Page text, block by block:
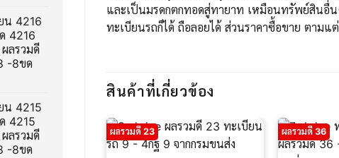
น 4216
4216
ลรวมดี
-8ขด
น 4215
4215
ลรวมดี
-8ขด
และเป็นมรดกตกทอดสู่ทายาท เหมือนทรัพย์สินอื่น
ทะเบียนรถก็ได้ ถือลอยได้ ส่วนราคาซื้อขาย ตามแ
สินค้าที่เกี่ยวข้อง
ผลรวมดี 23 ผลรวมดี 36